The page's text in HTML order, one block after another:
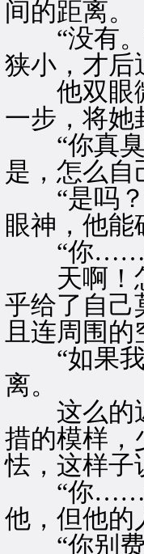
间的距离。
“没有。”
狭小，才后
他双眼微
一步，将她
“你真臭
是，怎么自
“是吗？”
眼神，他
“你……你
天啊！怎
乎给了自己
且连周围的
“如果我
离。
这么的近
措的模样，
怯，这样子
“你……走
他，但他的
“你别费